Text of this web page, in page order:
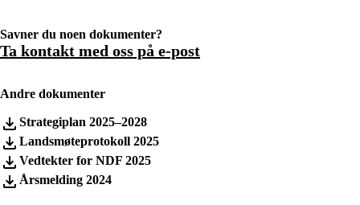
Savner du noen dokumenter?
Ta kontakt med oss på e-post
Andre dokumenter
Strategiplan 2025–2028
Landsmøteprotokoll 2025
Vedtekter for NDF 2025
Årsmelding 2024